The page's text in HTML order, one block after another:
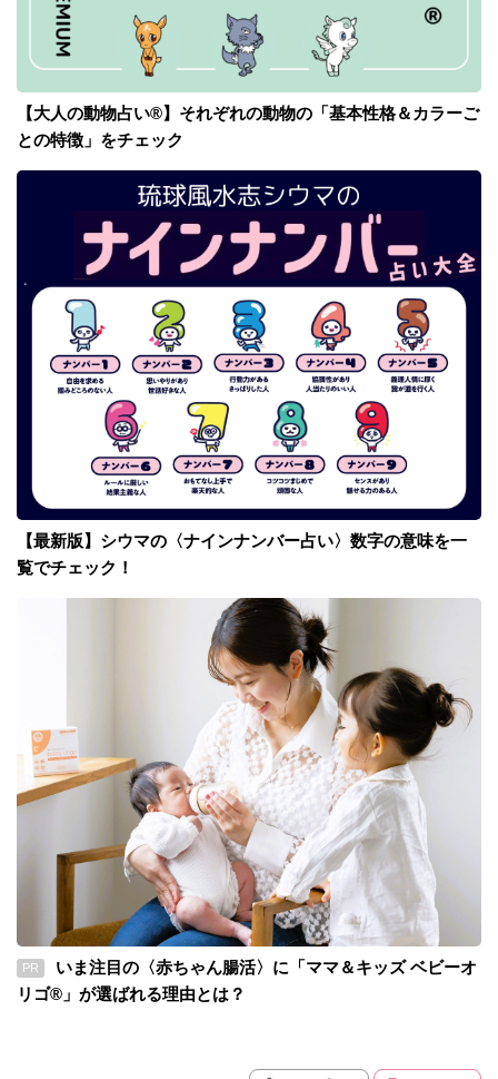
【大人の動物占い®】それぞれの動物の「基本性格＆カラーご
との特徴」をチェック
【最新版】シウマの〈ナインナンバー占い〉数字の意味を一
覧でチェック！
PR
いま注目の〈赤ちゃん腸活〉に「ママ＆キッズ ベビーオ
リゴ®」が選ばれる理由とは？